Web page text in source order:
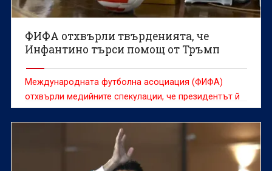
ФИФА отхвърли твърденията, че
Инфантино търси помощ от Тръмп
Международната футболна асоциация (ФИФА)
отхвърли медийните спекулации, че президентът й
Джани Инфантино търси помощ от американския
държавен глава Доналд Тръмп в опит да спаси